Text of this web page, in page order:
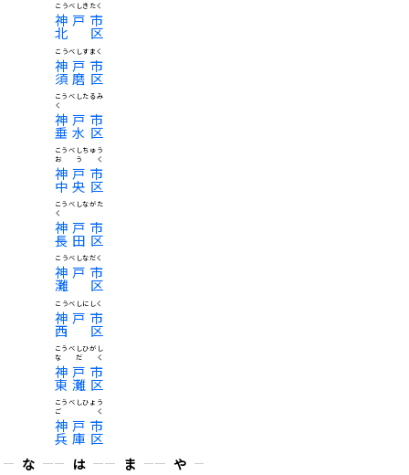
神戸市
北区
こうべしきたく
神戸市
須磨区
こうべしすまく
神戸市
垂水区
こうべしたるみ
く
神戸市
中央区
こうべしちゅう
おうく
神戸市
長田区
こうべしながた
く
神戸市
灘区
こうべしなだく
神戸市
西区
こうべしにしく
神戸市
東灘区
こうべしひがし
なだく
神戸市
兵庫区
こうべしひょう
ごく
な
は
ま
や